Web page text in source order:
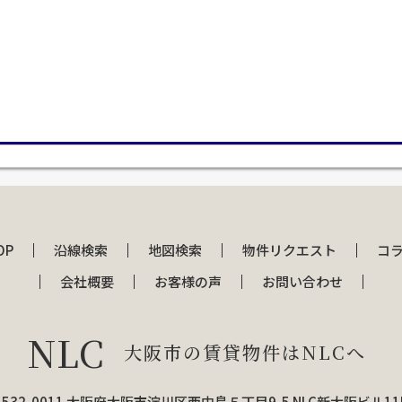
沿線検索 地図検索 物件リクエスト
コ
会社概要
お客様の声 お問い合わせ
NLC 大阪市の賃貸物件はNLCへ